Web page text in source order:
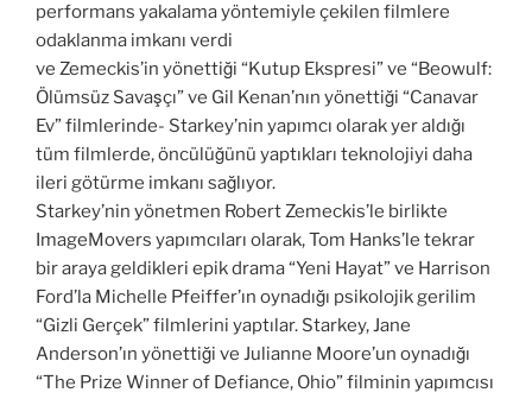
performans yakalama yöntemiyle çekilen filmlere
odaklanma imkanı verdi
ve Zemeckis’in yönettiği “Kutup Ekspresi” ve “Beowulf:
Ölümsüz Savaşçı” ve Gil Kenan’nın yönettiği “Canavar
Ev” filmlerinde- Starkey’nin yapımcı olarak yer aldığı
tüm filmlerde, öncülüğünü yaptıkları teknolojiyi daha
ileri götürme imkanı sağlıyor.
Starkey’nin yönetmen Robert Zemeckis’le birlikte
ImageMovers yapımcıları olarak, Tom Hanks’le tekrar
bir araya geldikleri epik drama “Yeni Hayat” ve Harrison
Ford’la Michelle Pfeiffer’ın oynadığı psikolojik gerilim
“Gizli Gerçek” filmlerini yaptılar. Starkey, Jane
Anderson’ın yönettiği ve Julianne Moore’un oynadığı
“The Prize Winner of Defiance, Ohio” filminin yapımcısı